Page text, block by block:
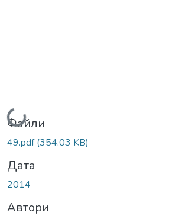
Вантажиться...
Файли
49.pdf(354.03 KB)
Дата
2014
Автори